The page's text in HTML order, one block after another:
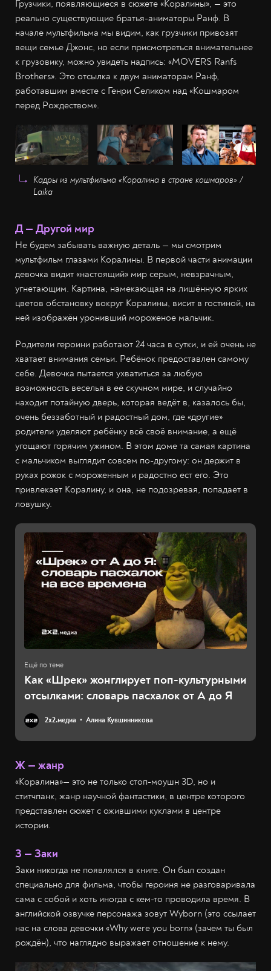
Грузчики, появляющиеся в сюжете «Коралины», — это
реально существующие братья-аниматоры Ранф. В
начале мультфильма мы видим, как грузчики привозят
вещи семье Джонс, но если присмотреться внимательнее
к грузовику, можно увидеть надпись: «MOVERS Ranfs
Brothers». Это отсылка к двум аниматорам Ранф,
работавшим вместе с Генри Селиком над «Кошмаром
перед Рождеством».
Кадры из мультфильма «Коралина в стране кошмаров» /
Laika
Д — Другой мир
Не будем забывать важную деталь — мы смотрим
мультфильм глазами Коралины. В первой части анимации
девочка видит «настоящий» мир серым, невзрачным,
угнетающим. Картина, намекающая на лишённую ярких
цветов обстановку вокруг Коралины, висит в гостиной, на
ней изображён уронивший мороженое мальчик.
Родители героини работают 24 часа в сутки, и ей очень не
хватает внимания семьи. Ребёнок предоставлен самому
себе. Девочка пытается ухватиться за любую
возможность веселья в её скучном мире, и случайно
находит потайную дверь, которая ведёт в, казалось бы,
очень беззаботный и радостный дом, где «другие»
родители уделяют ребёнку всё своё внимание, а ещё
угощают горячим ужином. В этом доме та самая картина
с мальчиком выглядит совсем по-другому: он держит в
руках рожок с мороженным и радостно ест его. Это
привлекает Коралину, и она, не подозревая, попадает в
ловушку.
Как «Шрек» жонглирует поп-культурными
отсылками: словарь пасхалок от А до Я
2х2.медиа Алина Кувшинникова
Ж — жанр
«Коралина»— это не только стоп-моушн 3D, но и
ститчпанк, жанр научной фантастики, в центре которого
представлен сюжет с ожившими куклами в центре
истории.
З — Заки
Заки никогда не появлялся в книге. Он был создан
специально для фильма, чтобы героиня не разговаривала
сама с собой и хоть иногда с кем-то проводила время. В
английской озвучке персонажа зовут Wyborn (это ссылает
нас на слова девочки «Why were you born» (зачем ты был
рождён), что наглядно выражает отношение к нему.